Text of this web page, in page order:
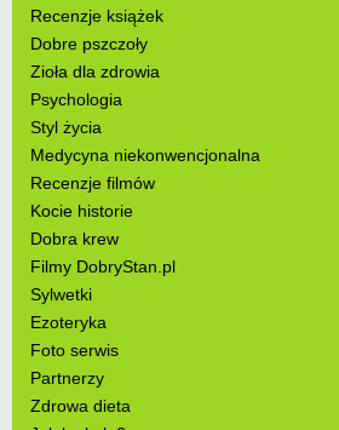
Recenzje książek
Dobre pszczoły
Zioła dla zdrowia
Psychologia
Styl życia
Medycyna niekonwencjonalna
Recenzje filmów
Kocie historie
Dobra krew
Filmy DobryStan.pl
Sylwetki
Ezoteryka
Foto serwis
Partnerzy
Zdrowa dieta